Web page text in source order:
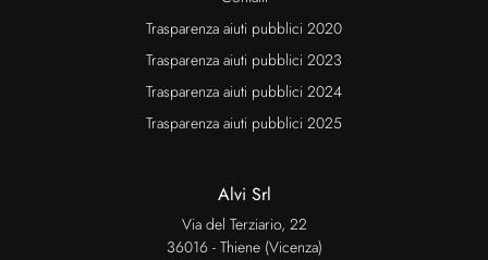
Trasparenza aiuti pubblici 2020
Trasparenza aiuti pubblici 2023
Trasparenza aiuti pubblici 2024
Trasparenza aiuti pubblici 2025
Alvi Srl
Via del Terziario, 22
36016 - Thiene (Vicenza)